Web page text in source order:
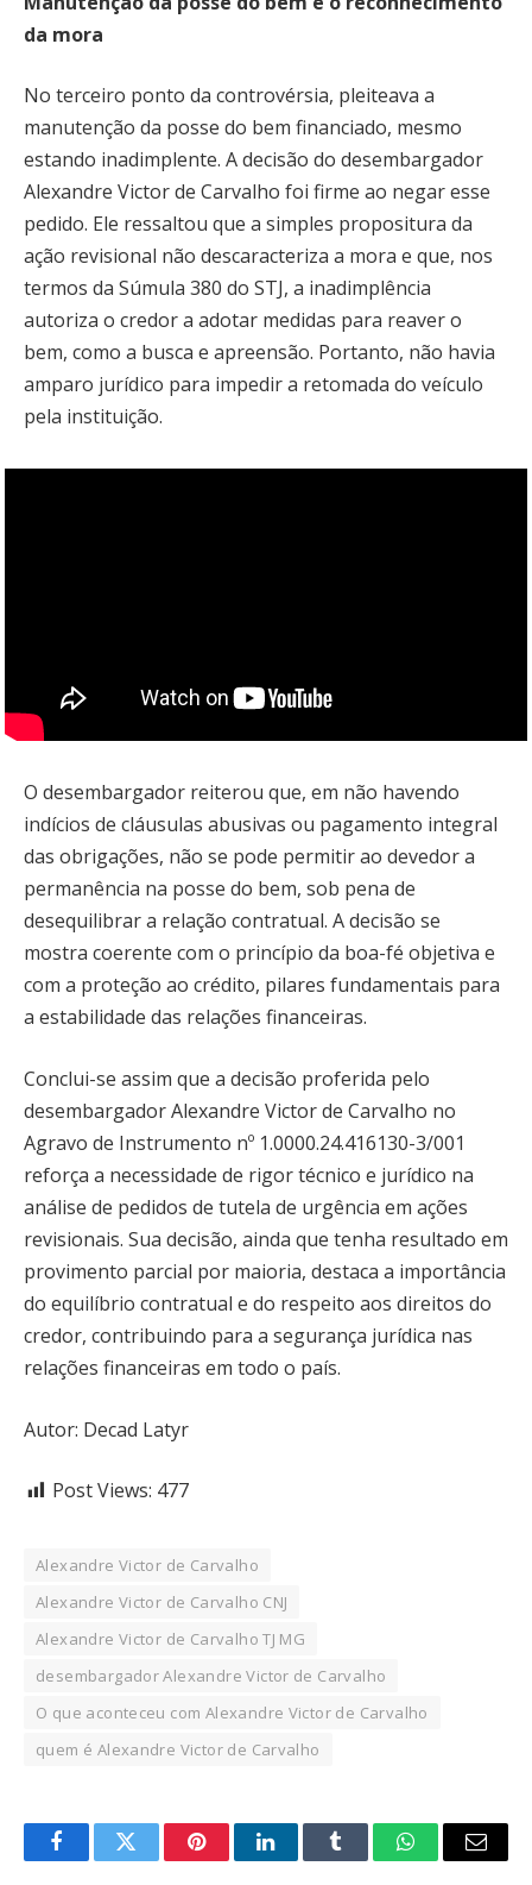
da mora
No terceiro ponto da controvérsia, pleiteava a
manutenção da posse do bem financiado, mesmo
estando inadimplente. A decisão do desembargador
Alexandre Victor de Carvalho foi firme ao negar esse
pedido. Ele ressaltou que a simples propositura da
ação revisional não descaracteriza a mora e que, nos
termos da Súmula 380 do STJ, a inadimplência
autoriza o credor a adotar medidas para reaver o
bem, como a busca e apreensão. Portanto, não havia
amparo jurídico para impedir a retomada do veículo
pela instituição.
O desembargador reiterou que, em não havendo
indícios de cláusulas abusivas ou pagamento integral
das obrigações, não se pode permitir ao devedor a
permanência na posse do bem, sob pena de
desequilibrar a relação contratual. A decisão se
mostra coerente com o princípio da boa-fé objetiva e
com a proteção ao crédito, pilares fundamentais para
a estabilidade das relações financeiras.
Conclui-se assim que a decisão proferida pelo
desembargador Alexandre Victor de Carvalho no
Agravo de Instrumento nº 1.0000.24.416130-3/001
reforça a necessidade de rigor técnico e jurídico na
análise de pedidos de tutela de urgência em ações
revisionais. Sua decisão, ainda que tenha resultado em
provimento parcial por maioria, destaca a importância
do equilíbrio contratual e do respeito aos direitos do
credor, contribuindo para a segurança jurídica nas
relações financeiras em todo o país.
Autor: Decad Latyr
Post Views: 477
Alexandre Victor de Carvalho
Alexandre Victor de Carvalho CNJ
Alexandre Victor de Carvalho TJ MG
desembargador Alexandre Victor de Carvalho
O que aconteceu com Alexandre Victor de Carvalho
quem é Alexandre Victor de Carvalho
FacebookTwitter PinterestLinkedInTumblr WhatsAppEmail